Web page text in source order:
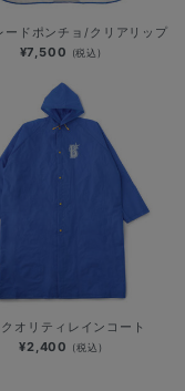
ードポンチョ/クリアリップ
¥7,500 (税込)
オリティレインコート
¥2,400 (税込)